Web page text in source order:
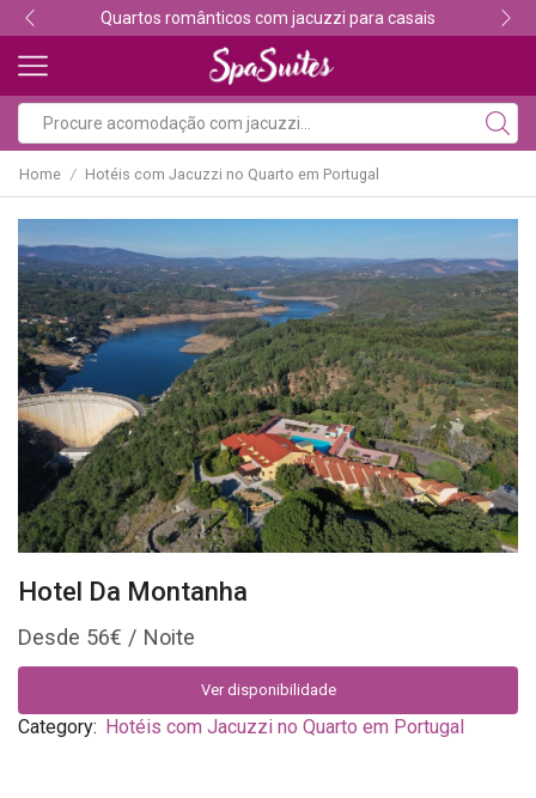
Descubra os melhores alojamentos com jacuzzi
Home / Hotéis com Jacuzzi no Quarto em Portugal
Hotel Da Montanha
56€
Ver disponibilidade
Category: Hotéis com Jacuzzi no Quarto em Portugal